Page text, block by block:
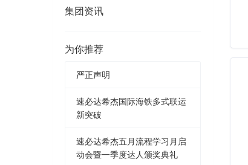
集团资讯
为你推荐
严正声明
速必达希杰国际海铁多式联运
新突破
速必达希杰五月流程学习月启
动会暨一季度达人颁奖典礼